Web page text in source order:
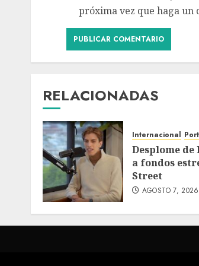
próxima vez que haga un
RELACIONADAS
Internacional
Desplome
a fondos
Street
AGOSTO 7, 2026